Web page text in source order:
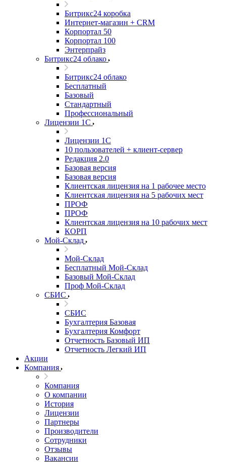
Битрикс24 коробка
Интернет-магазин + CRM
Корпортал 50
Корпортал 100
Энтерпрайз
Битрикс24 облако
Битрикс24 облако
Бесплатный
Базовый
Стандартный
Профессиональный
Лицензии 1С
Лицензии 1С
10 пользователей + клиент-сервер
Редакция 2.0
Базовая версия
Базовая версия
Клиентская лицензия на 1 рабочее место
Клиентская лицензия на 5 рабочих мест
ПРОФ
ПРОФ
Клиентская лицензия на 10 рабочих мест
КОРП
Мой-Склад
Мой-Склад
Бесплатный Мой-Склад
Базовый Мой-Склад
Проф Мой-Склад
СБИС
СБИС
Бухгалтерия Базовая
Бухгалтерия Комфорт
Отчетность Базовый ИП
Отчетность Легкий ИП
Акции
Компания
Компания
О компании
История
Лицензии
Партнеры
Производители
Сотрудники
Отзывы
Вакансии